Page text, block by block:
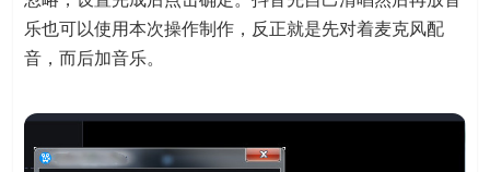
乐也可以使用本次操作制作，反正就是先对着麦克风配
音，而后加音乐。